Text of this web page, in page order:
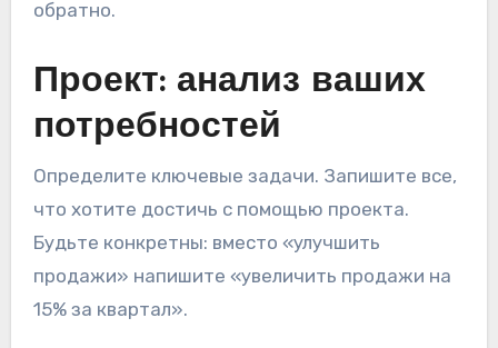
обратно.
Проект: анализ ваших
потребностей
Определите ключевые задачи. Запишите все,
что хотите достичь с помощью проекта.
Будьте конкретны: вместо «улучшить
продажи» напишите «увеличить продажи на
15% за квартал».